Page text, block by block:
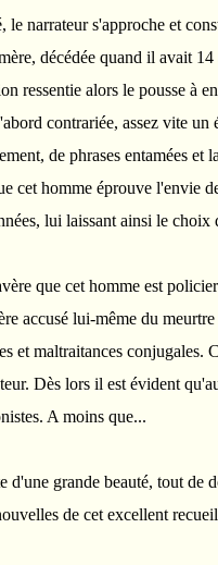
le narrateur s'approche et
décédée quand il avait
ressentie alors le pousse à
contrariée, assez vite un
de phrases entamées et
cet homme éprouve l'envie
lui laissant ainsi le choix
que cet homme est
accusé lui-même du
et maltraitances conjugales.
Dès lors il est évident
A moins que...
d'une grande beauté, tout de
de cet excellent